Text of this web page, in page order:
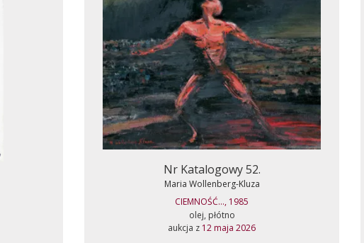
Nr Katalogowy 52.
Maria Wollenberg-Kluza
CIEMNOŚĆ..., 1985
olej, płótno
aukcja z 12 maja 2026